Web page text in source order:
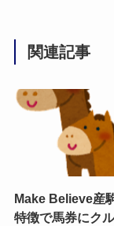
関連記事
Make Believe産
特徴で馬券にクル